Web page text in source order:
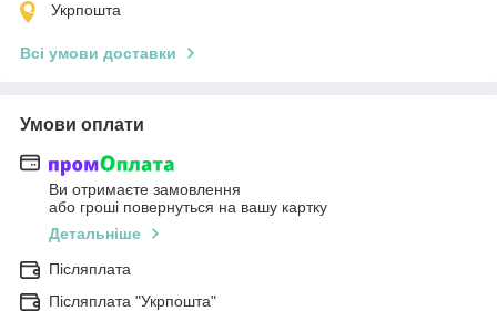
Укрпошта
Всі умови доставки
Умови оплати
Ви отримаєте замовлення
або гроші повернуться на вашу картку
Детальніше
Післяплата
Післяплата "Укрпошта"